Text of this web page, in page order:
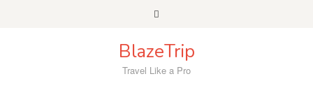
BlazeTrip
Travel Like a Pro